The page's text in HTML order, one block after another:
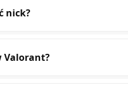
nick?
Valorant?